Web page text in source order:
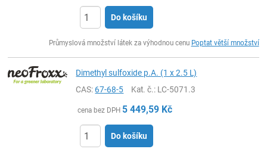
Do košíku
Průmyslová množství látek za výhodnou cenu Poptat větší množství
Dimethyl sulfoxide p.A. (1 x 2.5 L)
CAS:67-68-5 Kat. č.: LC-5071.3
cena bez DPH 5 449,59 Kč
Do košíku